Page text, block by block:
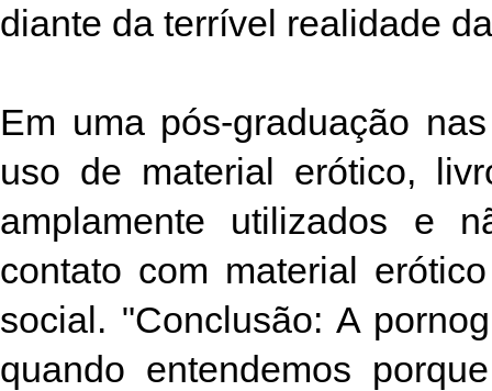
diante da terrível realidade
Em uma pós-graduação
uso de material erótico,
amplamente utilizados e
contato com material
social. "Conclusão: A
quando entendemos